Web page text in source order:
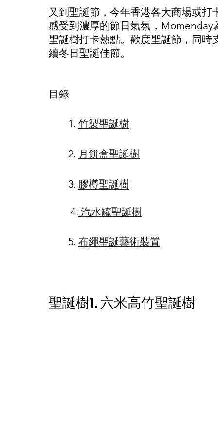
又到聖誕節，今年香港各大商場或
感受到濃厚的節日氣氛，
聖誕樹打卡熱點。歡度聖誕節，同時
續冬日聖誕佳節。
目錄
1. 竹製聖誕樹
2. 月餅盒聖誕樹
3. 膠樽聖誕樹
4. 汽水罐聖誕樹
5. 布繩聖誕藝術裝置
聖誕樹1. 六米高竹聖誕樹